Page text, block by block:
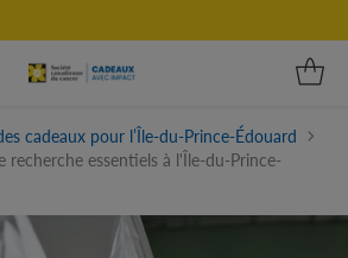
cadeaux pour l’Île-du-Prince-Édouard
recherche essentiels à l'Île-du-Prince-